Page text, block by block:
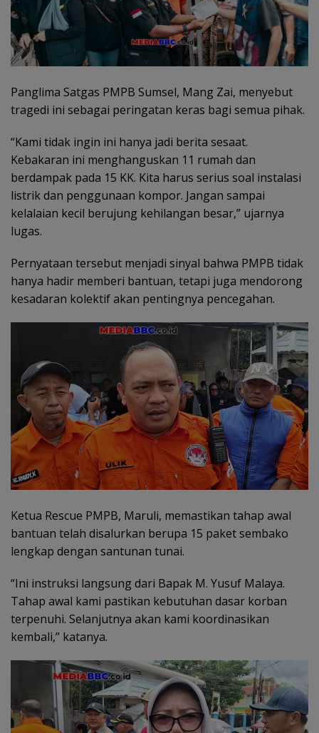
Panglima Satgas PMPB Sumsel, Mang Zai, menyebut
tragedi ini sebagai peringatan keras bagi semua pihak.
“Kami tidak ingin ini hanya jadi berita sesaat.
Kebakaran ini menghanguskan 11 rumah dan
berdampak pada 15 KK. Kita harus serius soal instalasi
listrik dan penggunaan kompor. Jangan sampai
kelalaian kecil berujung kehilangan besar,” ujarnya
lugas.
Pernyataan tersebut menjadi sinyal bahwa PMPB tidak
hanya hadir memberi bantuan, tetapi juga mendorong
kesadaran kolektif akan pentingnya pencegahan.
Ketua Rescue PMPB, Maruli, memastikan tahap awal
bantuan telah disalurkan berupa 15 paket sembako
lengkap dengan santunan tunai.
“Ini instruksi langsung dari Bapak M. Yusuf Malaya.
Tahap awal kami pastikan kebutuhan dasar korban
terpenuhi. Selanjutnya akan kami koordinasikan
kembali,” katanya.